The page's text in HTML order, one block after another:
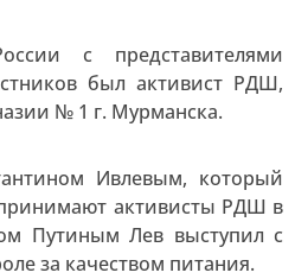
с представителями
был активист РДШ,
№ 1 г. Мурманска.
Ивлевым, который
принимают активисты РДШ в
Путиным Лев выступил с
за качеством питания.